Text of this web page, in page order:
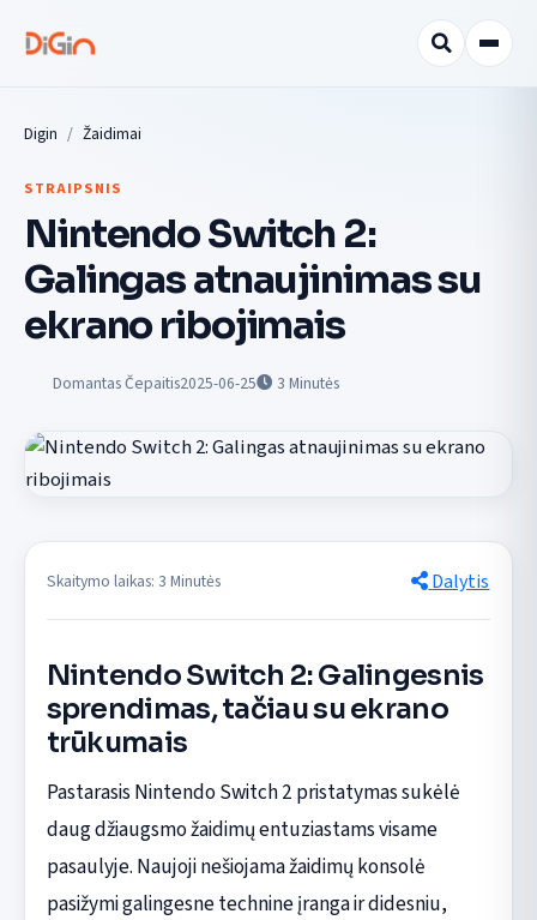
Digin Žaidimai
STRAIPSNIS
Nintendo Switch 2:
Galingas atnaujinimas su
ekrano ribojimais
Domantas Čepaitis2025-06-25 3 Minutės
Skaitymo laikas: 3 Minutės Dalytis
Nintendo Switch 2: Galingesnis
sprendimas, tačiau su ekrano
trūkumais
Pastarasis Nintendo Switch 2 pristatymas sukėlė
daug džiaugsmo žaidimų entuziastams visame
pasaulyje. Naujoji nešiojama žaidimų konsolė
pasižymi galingesne technine įranga ir didesniu,